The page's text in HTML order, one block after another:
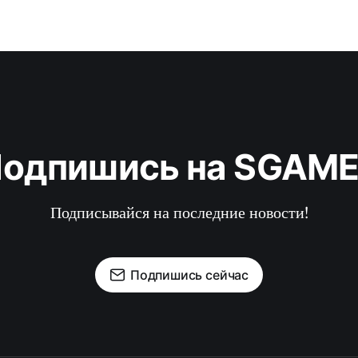
на
Подписывайся на последние новости!
Подпишись сейчас